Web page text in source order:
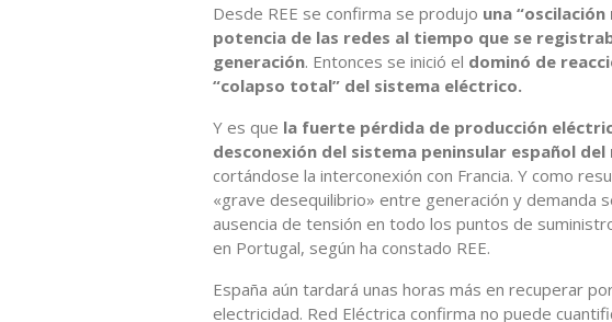
Desde REE se confirma se produjo una
potencia de las redes al tiempo que se
generación. Entonces se inició el dominó de
“colapso total” del sistema eléctrico.
Y es que la fuerte pérdida de producción
desconexión del sistema peninsular español
cortándose la interconexión con Francia. Y como
«grave desequilibrio» entre generación y demanda
ausencia de tensión en todo los puntos de
en Portugal, según ha constado REE.
España aún tardará unas horas más en recuperar
electricidad. Red Eléctrica confirma no puede